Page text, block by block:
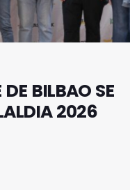
BILBAO SE
2026